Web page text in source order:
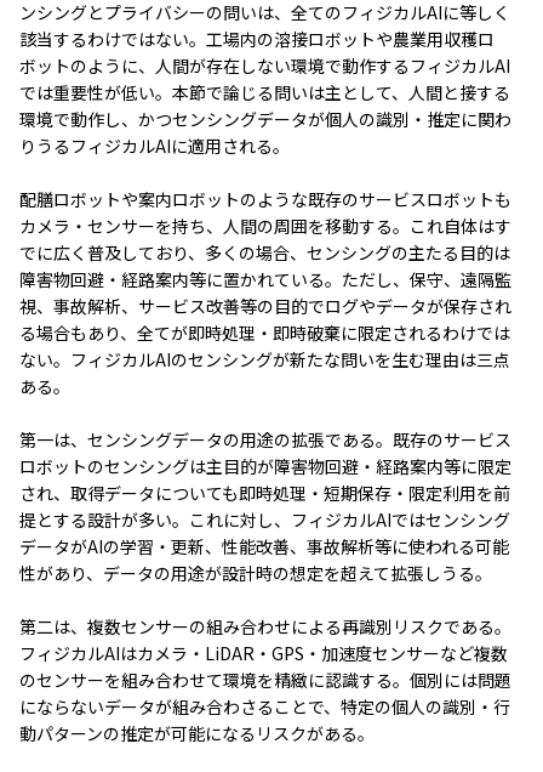
ンシングとプライバシーの問いは、全てのフィジカルAIに等しく
該当するわけではない。工場内の溶接ロボットや農業用収穫ロ
ボットのように、人間が存在しない環境で動作するフィジカルAI
では重要性が低い。本節で論じる問いは主として、人間と接する
環境で動作し、かつセンシングデータが個人の識別・推定に関わ
りうるフィジカルAIに適用される。
配膳ロボットや案内ロボットのような既存のサービスロボットも
カメラ・センサーを持ち、人間の周囲を移動する。これ自体はす
でに広く普及しており、多くの場合、センシングの主たる目的は
障害物回避・経路案内等に置かれている。ただし、保守、遠隔監
視、事故解析、サービス改善等の目的でログやデータが保存され
る場合もあり、全てが即時処理・即時破棄に限定されるわけでは
ない。フィジカルAIのセンシングが新たな問いを生む理由は三点
ある。
第一は、センシングデータの用途の拡張である。既存のサービス
ロボットのセンシングは主目的が障害物回避・経路案内等に限定
され、取得データについても即時処理・短期保存・限定利用を前
提とする設計が多い。これに対し、フィジカルAIではセンシング
データがAIの学習・更新、性能改善、事故解析等に使われる可能
性があり、データの用途が設計時の想定を超えて拡張しうる。
第二は、複数センサーの組み合わせによる再識別リスクである。
フィジカルAIはカメラ・LiDAR・GPS・加速度センサーなど複数
のセンサーを組み合わせて環境を精緻に認識する。個別には問題
にならないデータが組み合わさることで、特定の個人の識別・行
動パターンの推定が可能になるリスクがある。